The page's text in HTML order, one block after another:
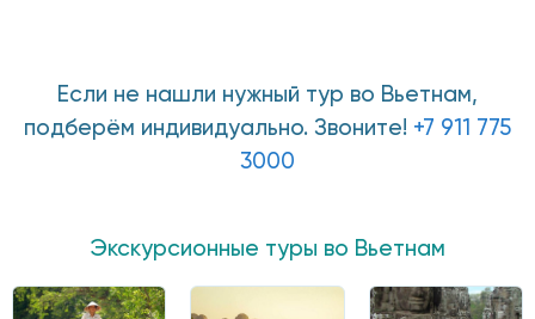
Если не нашли нужный тур во Вьетнам,
подберём индивидуально. Звоните! +7 911 775
3000
Экскурсионные туры во Вьетнам